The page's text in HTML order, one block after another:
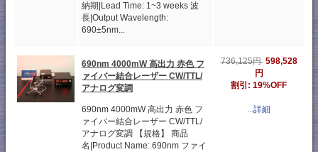
納期|Lead Time: 1~3 weeks 波
長|Output Wavelength:
690±5nm...
690nm 4000mW 高出力 赤色 フ
ァイバー結合レーザー CW/TTL/
アナログ変調
690nm 4000mW 高出力 赤色 フ
ァイバー結合レーザー CW/TTL/
アナログ変調 【規格】 商品
名|Product Name: 690nm ファイ
736,125円 598,528
円
割引: 19%OFF
...詳細